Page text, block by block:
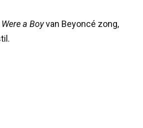
a Boyvan Beyoncé zong,